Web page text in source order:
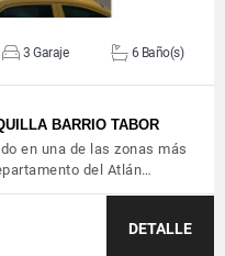
3 Garaje 6 Baño(s)
BARRIO TABOR
en una de las zonas más
del Atlán…
DETALLE